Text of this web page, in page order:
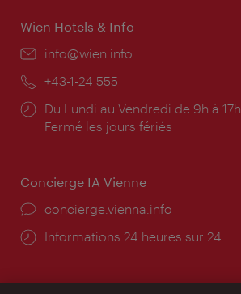
Wien Hotels & Info
E-
info@wien.info
Téléphone:
+43-1-24 555
Horaires
d'ouverture:
Du Lundi au Vendredi de 9h à 17h
Fermé les jours fériés
Concierge IA Vienne
Ort:
concierge.vienna.info
Öffnungszeiten:
Informations 24 heures sur 24